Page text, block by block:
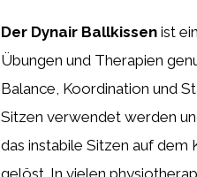
Der Dynair Ballkissen ist
Übungen und Therapien
Balance, Koordination und
Sitzen verwendet werden
das instabile Sitzen auf dem
gelöst. In vielen